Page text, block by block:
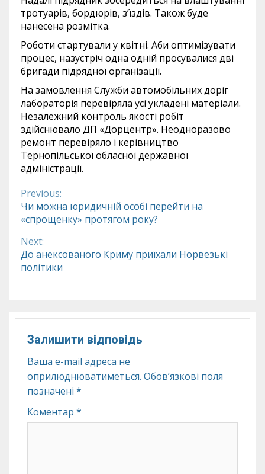
тротуарів, бордюрів, з’їздів. Також буде
нанесена розмітка.
Роботи стартували у квітні. Аби оптимізувати
процес, назустріч одна одній просувалися дві
бригади підрядної організації.
На замовлення Служби автомобільних доріг
лабораторія перевіряла усі укладені матеріали.
Незалежний контроль якості робіт
здійснювало ДП «Дорцентр». Неодноразово
ремонт перевіряло і керівництво
Тернопільської обласної державної
адміністрації.
Continue
Reading
Previous:
Чи можна юридичній особі перейти на
«спрощенку» протягом року?
Next:
До анексованого Криму приїхали Норвезькі
політики
Залишити відповідь
Ваша e-mail адреса не
оприлюднюватиметься. Обов’язкові поля
позначені *
Коментар *